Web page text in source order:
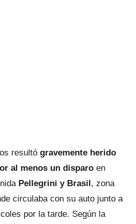
resultó gravemente herido
al menos un disparo en
Pellegrini y Brasil, zona
circulaba con su auto junto a
por la tarde. Según la